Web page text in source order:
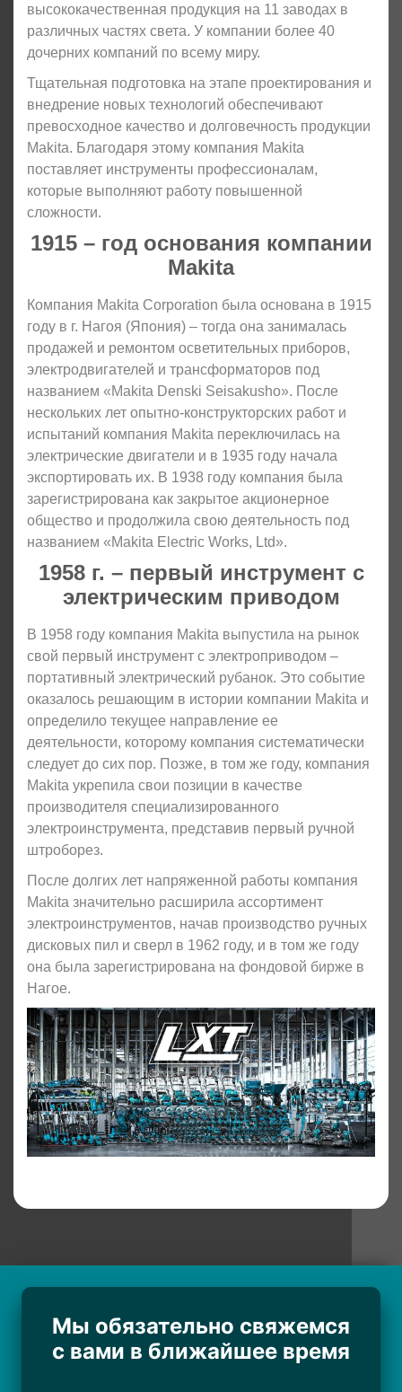
высококачественная продукция на 11 заводах в
различных частях света. У компании более 40
дочерних компаний по всему миру.
Тщательная подготовка на этапе проектирования и
внедрение новых технологий обеспечивают
превосходное качество и долговечность продукции
Makita. Благодаря этому компания Makita
поставляет инструменты профессионалам,
которые выполняют работу повышенной
сложности.
1915 – год основания компании
Makita
Компания Makita Corporation была основана в 1915
году в г. Нагоя (Япония) – тогда она занималась
продажей и ремонтом осветительных приборов,
электродвигателей и трансформаторов под
названием «Makita Denski Seisakusho». После
нескольких лет опытно-конструкторских работ и
испытаний компания Makita переключилась на
электрические двигатели и в 1935 году начала
экспортировать их. В 1938 году компания была
зарегистрирована как закрытое акционерное
общество и продолжила свою деятельность под
названием «Makita Electric Works, Ltd».
1958 г. – первый инструмент с
электрическим приводом
В 1958 году компания Makita выпустила на рынок
свой первый инструмент с электроприводом –
портативный электрический рубанок. Это событие
оказалось решающим в истории компании Makita и
определило текущее направление ее
деятельности, которому компания систематически
следует до сих пор. Позже, в том же году, компания
Makita укрепила свои позиции в качестве
производителя специализированного
электроинструмента, представив первый ручной
штроборез.
После долгих лет напряженной работы компания
Makita значительно расширила ассортимент
электроинструментов, начав производство ручных
дисковых пил и сверл в 1962 году, и в том же году
она была зарегистрирована на фондовой бирже в
Нагое.
Мы обязательно свяжемся
с вами в ближайшее время